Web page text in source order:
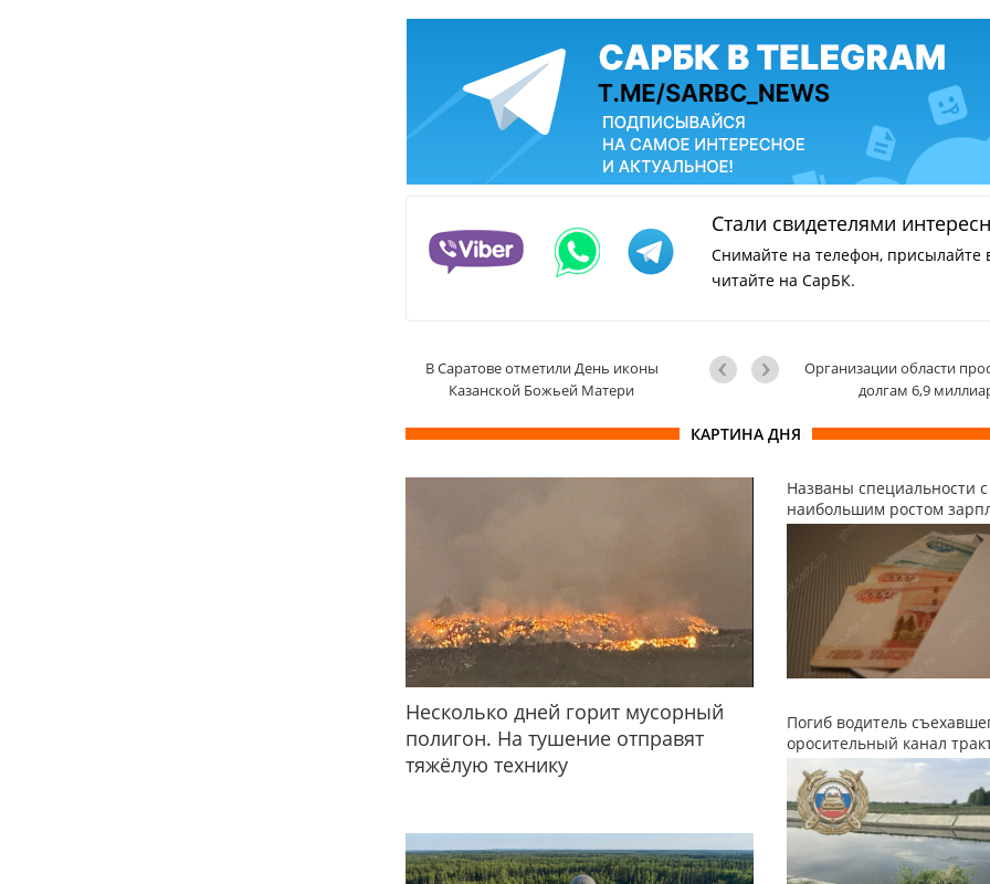
Стали свидетелями
Снимайте на телефон, присылайте
читайте на СарБК.
В Саратове отметили День иконы
Казанской Божьей Матери
Организации области
долгам 6,9
КАРТИНА ДНЯ
Несколько дней горит мусорный
полигон. На тушение отправят
тяжёлую технику
Названы специальности с
наибольшим ростом
Погиб водитель
оросительный канал